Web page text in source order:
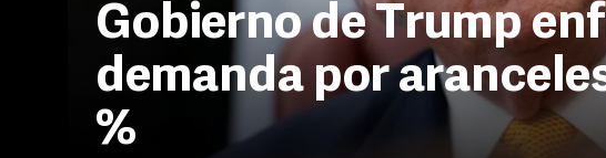
Gobierno de Trump
demanda por
%